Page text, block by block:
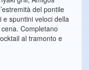
del pontile
e spuntini veloci della
Completano
al tramonto e